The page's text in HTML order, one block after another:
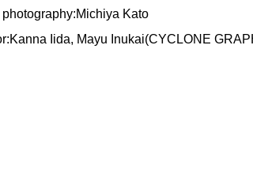
photography:Michiya Kato
Iida, Mayu Inukai(CYCLONE